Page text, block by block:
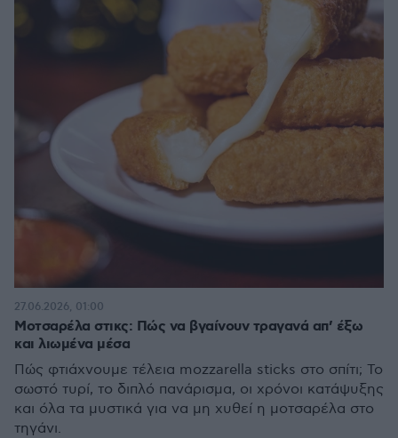
Μοτσαρέλα στικς: Πώς να βγαίνουν τραγανά απ’ έξω
και λιωμένα μέσα
Πώς φτιάχνουμε τέλεια mozzarella sticks στο σπίτι; Το
σωστό τυρί, το διπλό πανάρισμα, οι χρόνοι κατάψυξης
και όλα τα μυστικά για να μη χυθεί η μοτσαρέλα στο
τηγάνι.
27.06.2026, 01:00